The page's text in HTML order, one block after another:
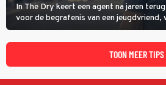
In The Dry keert een agent na jaren
voor de begrafenis van een jeugdvriend,
onderzoeken van diens dood een
met een oude zaak.
TOON MEER TIPS